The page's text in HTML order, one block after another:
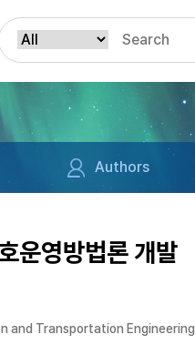
Authors
운영방법론 개발
and Transportation Engineering